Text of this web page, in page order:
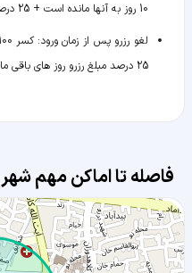
10 روز به آنها مانده است + 25 درصد باقی روز ها
لغو رزرو پس از زمان ورود:
25 درصد مبلغ رزرو روز های باقی مانده
فاصله تا اماکن مهم شهر